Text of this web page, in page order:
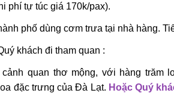
phí tự túc giá 170k/pax).
phố dùng cơm trưa tại nhà hàng.
khách đi tham quan :
cảnh quan thơ mộng, với hàng trăm
đặc trưng của Đà Lạt. Hoặc Quý